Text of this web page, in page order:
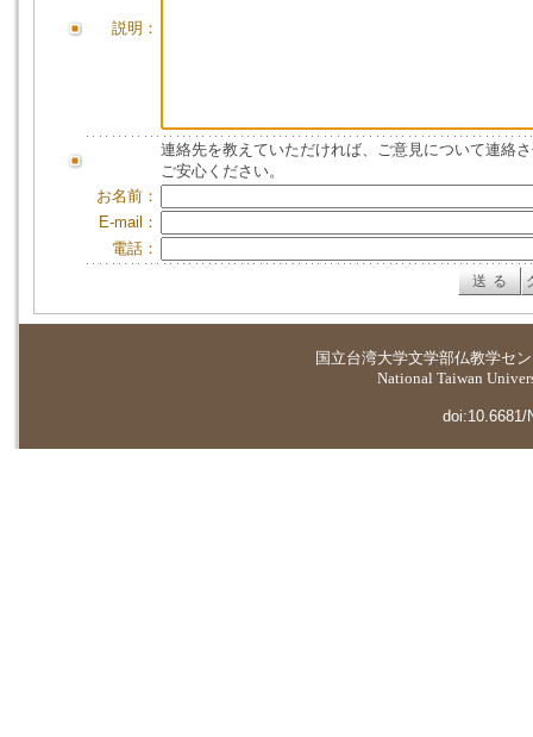
説明：
連絡先を教えていただければ、ご意見について連絡
ご安心ください。
お名前：
E-mail：
電話：
国立台湾大学文学部仏教学セ
National Taiwan
doi:10.6681/